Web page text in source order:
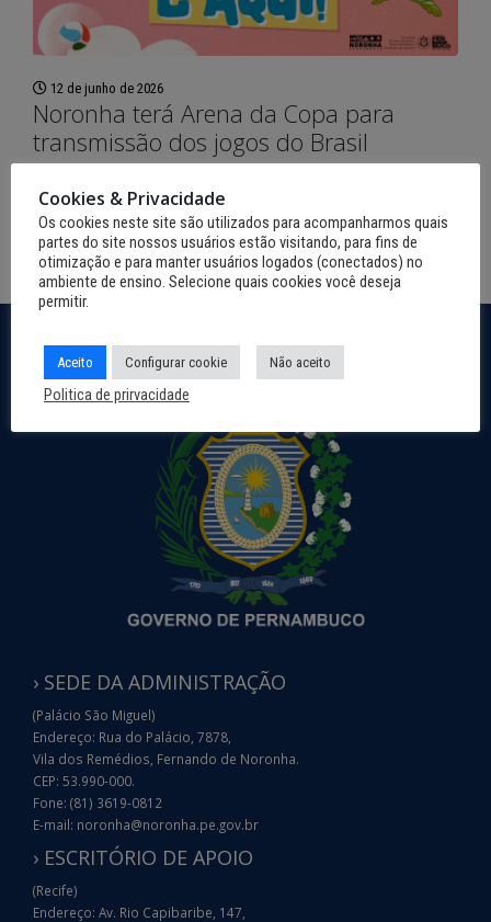
12 de junho de 2026
Noronha terá Arena da Copa para
transmissão dos jogos do Brasil
Leia mais
› SEDE DA ADMINISTRAÇÃO
(Palácio São Miguel)
Endereço: Rua do Palácio, 7878,
Vila dos Remédios, Fernando de Noronha.
CEP: 53.990-000.
Fone: (81) 3619-0812
E-mail: noronha@noronha.pe.gov.br
› ESCRITÓRIO DE APOIO
(Recife)
Endereço: Av. Rio Capibaribe, 147,
Cookies & Privacidade
Os cookies neste site são utilizados para acompanharmos quais
partes do site nossos usuários estão visitando, para fins de
otimização e para manter usuários logados (conectados) no
ambiente de ensino. Selecione quais cookies você deseja
permitir.
Aceito Configurar cookie Não aceito
Politica de prirvacidade